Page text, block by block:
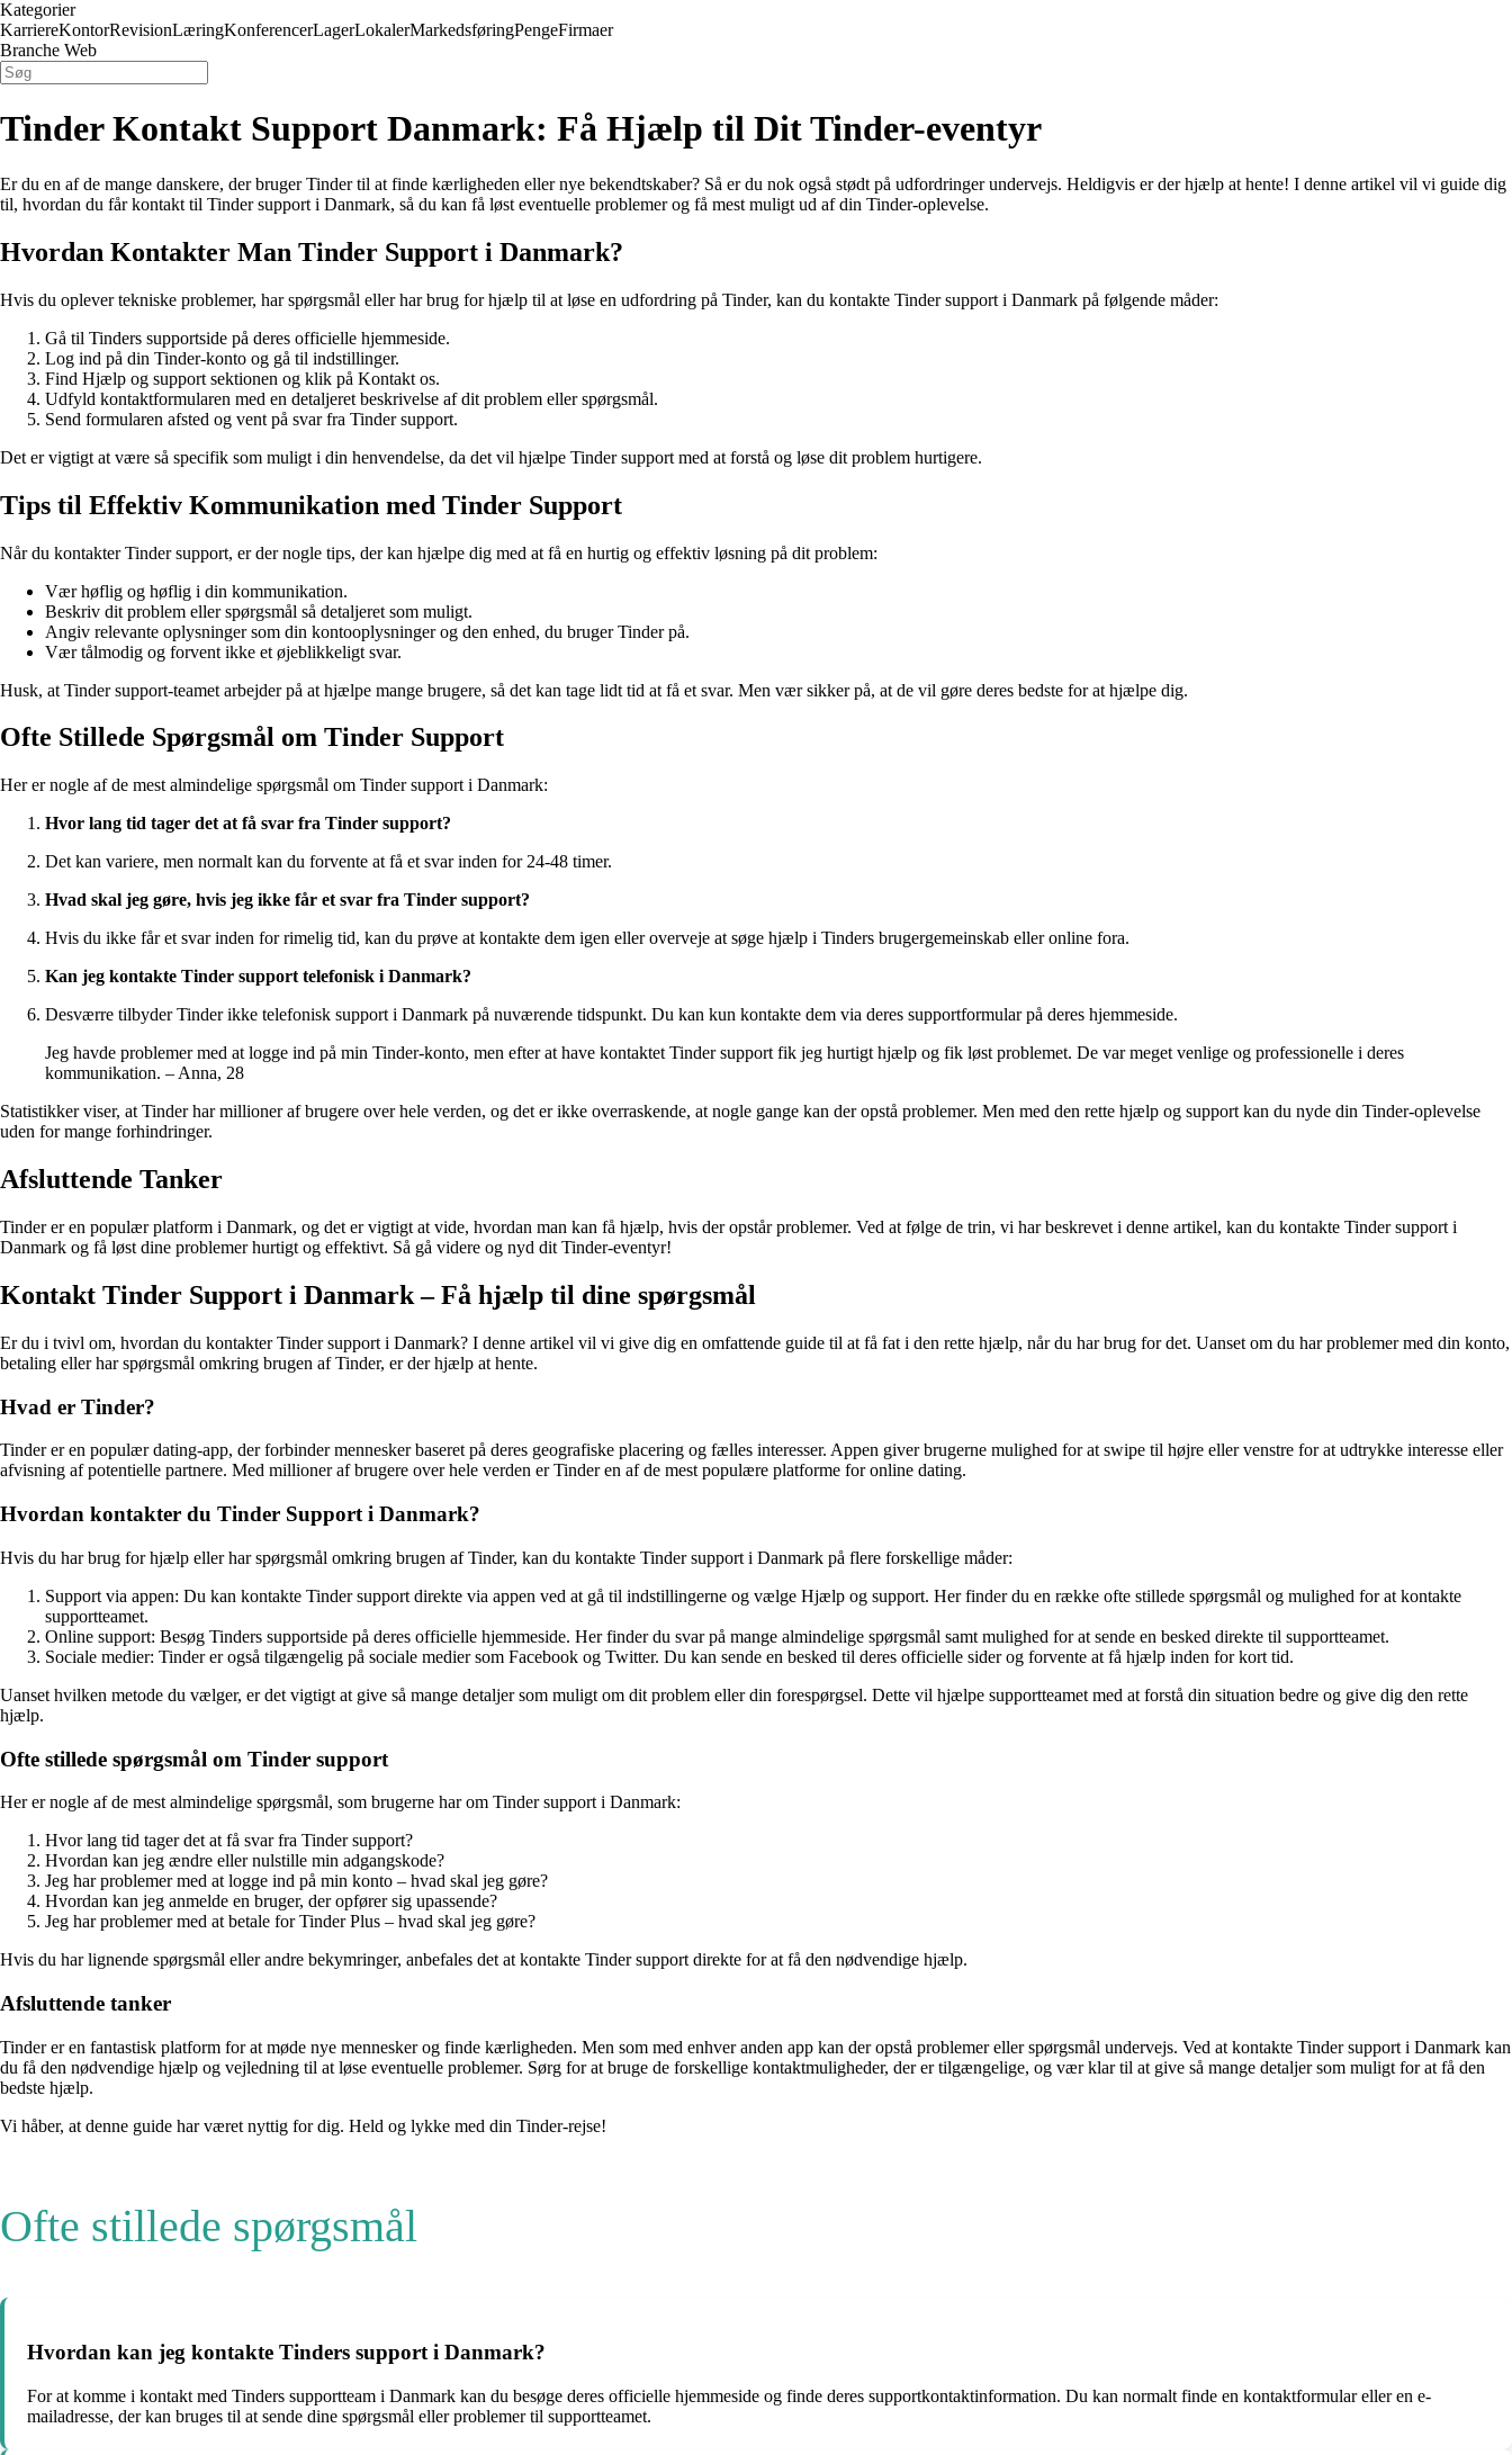
Kategorier
KarriereKontorRevisionLæringKonferencerLagerLokalerMarkedsføringPengeFirmaer
Branche Web
Tinder Kontakt Support Danmark: Få Hjælp til Dit Tinder-eventyr
Er du en af de mange danskere, der bruger Tinder til at finde kærligheden eller nye bekendtskaber? Så er du nok også stødt på udfordringer undervejs. Heldigvis er der hjælp at hente! I denne artikel vil vi guide dig
til, hvordan du får kontakt til Tinder support i Danmark, så du kan få løst eventuelle problemer og få mest muligt ud af din Tinder-oplevelse.
Hvordan Kontakter Man Tinder Support i Danmark?
Hvis du oplever tekniske problemer, har spørgsmål eller har brug for hjælp til at løse en udfordring på Tinder, kan du kontakte Tinder support i Danmark på følgende måder:
Gå til Tinders supportside på deres officielle hjemmeside.
Log ind på din Tinder-konto og gå til indstillinger.
Find Hjælp og support sektionen og klik på Kontakt os.
Udfyld kontaktformularen med en detaljeret beskrivelse af dit problem eller spørgsmål.
Send formularen afsted og vent på svar fra Tinder support.
Det er vigtigt at være så specifik som muligt i din henvendelse, da det vil hjælpe Tinder support med at forstå og løse dit problem hurtigere.
Tips til Effektiv Kommunikation med Tinder Support
Når du kontakter Tinder support, er der nogle tips, der kan hjælpe dig med at få en hurtig og effektiv løsning på dit problem:
Vær høflig og høflig i din kommunikation.
Beskriv dit problem eller spørgsmål så detaljeret som muligt.
Angiv relevante oplysninger som din kontooplysninger og den enhed, du bruger Tinder på.
Vær tålmodig og forvent ikke et øjeblikkeligt svar.
Husk, at Tinder support-teamet arbejder på at hjælpe mange brugere, så det kan tage lidt tid at få et svar. Men vær sikker på, at de vil gøre deres bedste for at hjælpe dig.
Ofte Stillede Spørgsmål om Tinder Support
Her er nogle af de mest almindelige spørgsmål om Tinder support i Danmark:
Hvor lang tid tager det at få svar fra Tinder support?
Det kan variere, men normalt kan du forvente at få et svar inden for 24-48 timer.
Hvad skal jeg gøre, hvis jeg ikke får et svar fra Tinder support?
Hvis du ikke får et svar inden for rimelig tid, kan du prøve at kontakte dem igen eller overveje at søge hjælp i Tinders brugergemeinskab eller online fora.
Kan jeg kontakte Tinder support telefonisk i Danmark?
Desværre tilbyder Tinder ikke telefonisk support i Danmark på nuværende tidspunkt. Du kan kun kontakte dem via deres supportformular på deres hjemmeside.
Jeg havde problemer med at logge ind på min Tinder-konto, men efter at have kontaktet Tinder support fik jeg hurtigt hjælp og fik løst problemet. De var meget venlige og professionelle i deres
kommunikation. – Anna, 28
Statistikker viser, at Tinder har millioner af brugere over hele verden, og det er ikke overraskende, at nogle gange kan der opstå problemer. Men med den rette hjælp og support kan du nyde din Tinder-oplevelse
uden for mange forhindringer.
Afsluttende Tanker
Tinder er en populær platform i Danmark, og det er vigtigt at vide, hvordan man kan få hjælp, hvis der opstår problemer. Ved at følge de trin, vi har beskrevet i denne artikel, kan du kontakte Tinder support i
Danmark og få løst dine problemer hurtigt og effektivt. Så gå videre og nyd dit Tinder-eventyr!
Kontakt Tinder Support i Danmark – Få hjælp til dine spørgsmål
Er du i tvivl om, hvordan du kontakter Tinder support i Danmark? I denne artikel vil vi give dig en omfattende guide til at få fat i den rette hjælp, når du har brug for det. Uanset om du har problemer med din konto,
betaling eller har spørgsmål omkring brugen af Tinder, er der hjælp at hente.
Hvad er Tinder?
Tinder er en populær dating-app, der forbinder mennesker baseret på deres geografiske placering og fælles interesser. Appen giver brugerne mulighed for at swipe til højre eller venstre for at udtrykke interesse eller
afvisning af potentielle partnere. Med millioner af brugere over hele verden er Tinder en af de mest populære platforme for online dating.
Hvordan kontakter du Tinder Support i Danmark?
Hvis du har brug for hjælp eller har spørgsmål omkring brugen af Tinder, kan du kontakte Tinder support i Danmark på flere forskellige måder:
Support via appen: Du kan kontakte Tinder support direkte via appen ved at gå til indstillingerne og vælge Hjælp og support. Her finder du en række ofte stillede spørgsmål og mulighed for at kontakte
supportteamet.
Online support: Besøg Tinders supportside på deres officielle hjemmeside. Her finder du svar på mange almindelige spørgsmål samt mulighed for at sende en besked direkte til supportteamet.
Sociale medier: Tinder er også tilgængelig på sociale medier som Facebook og Twitter. Du kan sende en besked til deres officielle sider og forvente at få hjælp inden for kort tid.
Uanset hvilken metode du vælger, er det vigtigt at give så mange detaljer som muligt om dit problem eller din forespørgsel. Dette vil hjælpe supportteamet med at forstå din situation bedre og give dig den rette
hjælp.
Ofte stillede spørgsmål om Tinder support
Her er nogle af de mest almindelige spørgsmål, som brugerne har om Tinder support i Danmark:
Hvor lang tid tager det at få svar fra Tinder support?
Hvordan kan jeg ændre eller nulstille min adgangskode?
Jeg har problemer med at logge ind på min konto – hvad skal jeg gøre?
Hvordan kan jeg anmelde en bruger, der opfører sig upassende?
Jeg har problemer med at betale for Tinder Plus – hvad skal jeg gøre?
Hvis du har lignende spørgsmål eller andre bekymringer, anbefales det at kontakte Tinder support direkte for at få den nødvendige hjælp.
Afsluttende tanker
Tinder er en fantastisk platform for at møde nye mennesker og finde kærligheden. Men som med enhver anden app kan der opstå problemer eller spørgsmål undervejs. Ved at kontakte Tinder support i Danmark kan
du få den nødvendige hjælp og vejledning til at løse eventuelle problemer. Sørg for at bruge de forskellige kontaktmuligheder, der er tilgængelige, og vær klar til at give så mange detaljer som muligt for at få den
bedste hjælp.
Vi håber, at denne guide har været nyttig for dig. Held og lykke med din Tinder-rejse!
Ofte stillede spørgsmål
Hvordan kan jeg kontakte Tinders support i Danmark?
For at komme i kontakt med Tinders supportteam i Danmark kan du besøge deres officielle hjemmeside og finde deres supportkontaktinformation. Du kan normalt finde en kontaktformular eller en e-
mailadresse, der kan bruges til at sende dine spørgsmål eller problemer til supportteamet.